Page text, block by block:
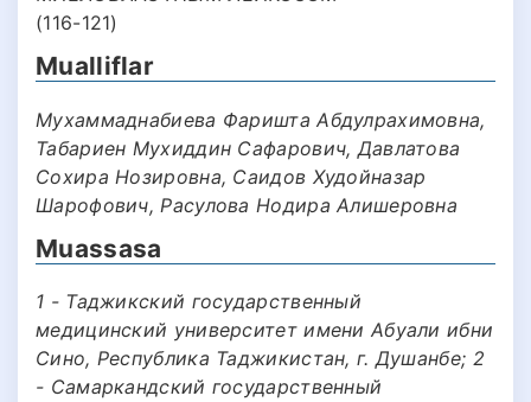
(116-121)
Mualliflar
Мухаммаднабиева Фаришта Абдулрахимовна,
Табариен Мухиддин Сафарович, Давлатова
Сохира Нозировна, Cаидов Худойназар
Шарофович, Расулова Нодира Алишеровна
Muassasa
1 - Таджикский государственный
медицинский университет имени Абуали ибни
Сино, Республика Таджикистан, г. Душанбе; 2
- Самаркандский государственный